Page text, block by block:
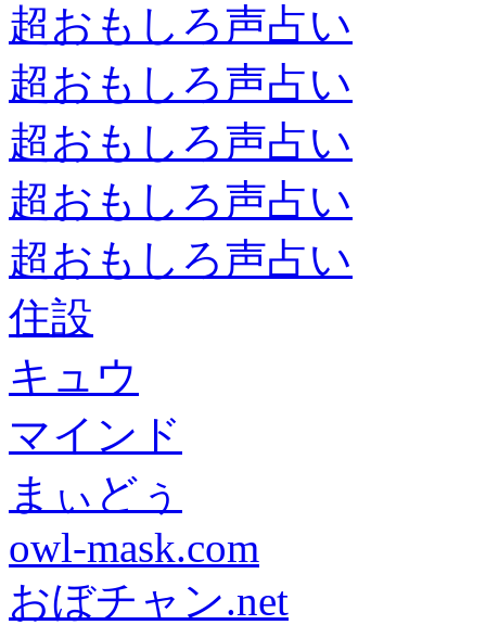
超おもしろ声占い
超おもしろ声占い
超おもしろ声占い
超おもしろ声占い
超おもしろ声占い
住設
キュウ
マインド
まぃどぅ
owl-mask.com
おぼチャン.net